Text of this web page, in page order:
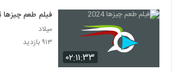
۰۲:۱۱:۳۳
فیلم طعم چیزها 2024
میلاد
۹۱۳ بازدید